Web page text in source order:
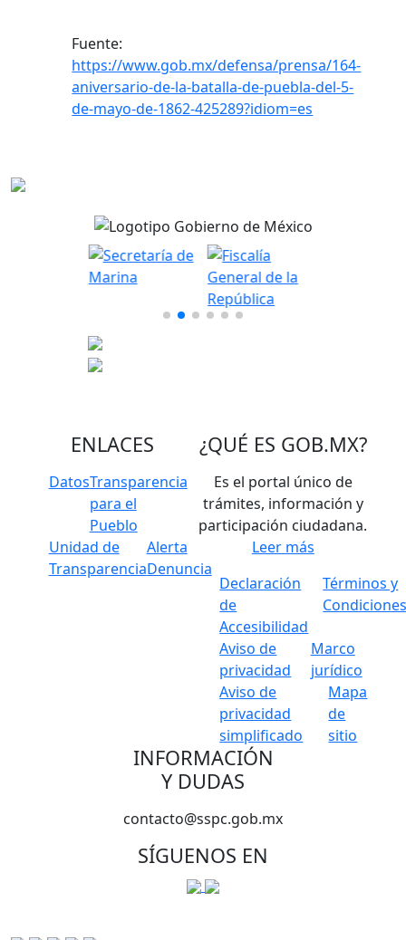
Fuente:
https://www.gob.mx/defensa/prensa/164-
aniversario-de-la-batalla-de-puebla-del-5-
de-mayo-de-1862-425289?idiom=es
ENLACES
DatosTransparencia
para el
Pueblo
Unidad de
Transparencia
Alerta
Denuncia
¿QUÉ ES GOB.MX?
Es el portal único de
trámites, información y
participación ciudadana.
Leer más
Declaración
de
Accesibilidad
Términos y
Aviso de
privacidad
Marco
jurídico
Aviso de
privacidad
simplificado
Mapa
de
sitio
INFORMACIÓN
Y DUDAS
contacto@sspc.gob.mx
SÍGUENOS EN